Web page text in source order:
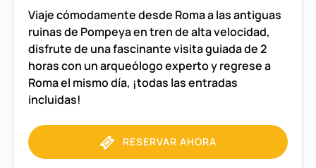
Viaje cómodamente desde Roma a las antiguas
ruinas de Pompeya en tren de alta velocidad,
disfrute de una fascinante visita guiada de 2
horas con un arqueólogo experto y regrese a
Roma el mismo día, ¡todas las entradas
incluidas!
RESERVAR AHORA